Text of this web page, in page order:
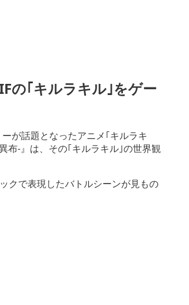
の｢キルラキル｣をゲー
が話題となったアニメ｢キルラキ
布-』は、その｢キルラキル｣の世界観
クで表現したバトルシーンが見もの